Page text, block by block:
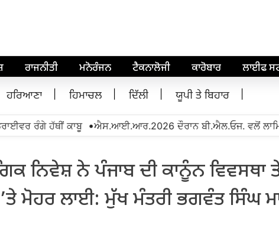
ਰਾਜਨੀਤੀ ਮਨੋਰੰਜਨ ਟੈਕਨਾਲੋਜੀ ਕਾਰੋਬਾਰ ਲਾਈਫ
ਹਰਿਆਣਾ ਹਿਮਾਚਲ ਦਿੱਲੀ ਯੂਪੀ ਤੇ ਬਿਹਾਰ
ਰੰਗੇ ਹੱਥੀਂ ਕਾਬੂ •ਐਸ.ਆਈ.ਆਰ.2026 ਦੌਰਾਨ ਬੀ.ਐਲ.ਓਜ. ਵਲੋਂ ਲਾਮਿਸਾਲ
ਨਿਵੇਸ਼ ਨੇ ਪੰਜਾਬ ਦੀ ਕਾਨੂੰਨ ਵਿਵਸਥਾ
’ਤੇ ਮੋਹਰ ਲਾਈ: ਮੁੱਖ ਮੰਤਰੀ ਭਗਵੰਤ ਸਿੰਘ